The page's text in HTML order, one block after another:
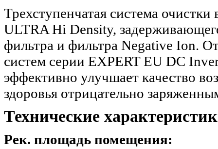
Трехступенчатая система
ULTRA Hi Density,
фильтра и фильтра Negative Ion.
систем серии EXPERT EU DC
эффективно улучшает качество
здоровья отрицательно
Технические
Рек. площадь помещения: